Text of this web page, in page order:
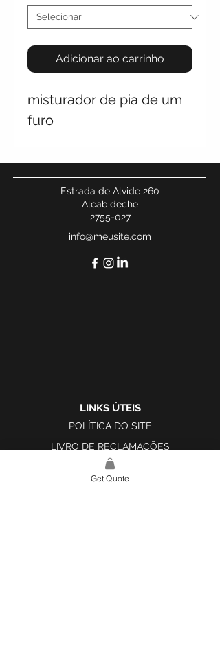
Adicionar ao carrinho
misturador de pia de um
furo
Estrada de Alvide 260
Alcabideche
2755-027
info@meusite.com
LINKS ÚTEIS
POLÍTICA DO SITE
LIVRO DE RECLAMAÇÕES
Get Quote